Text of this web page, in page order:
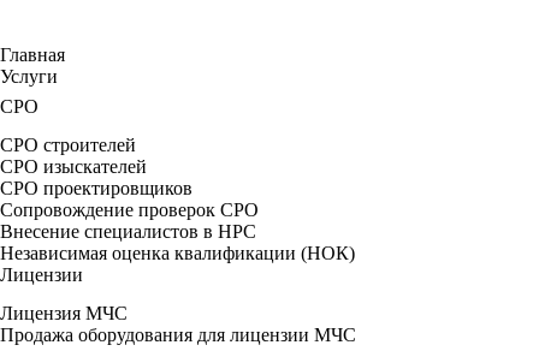
Главная
Услуги
СРО
СРО строителей
СРО изыскателей
СРО проектировщиков
Сопровождение проверок СРО
Внесение специалистов в НРС
Независимая оценка квалификации (НОК)
Лицензии
Лицензия МЧС
Продажа оборудования для лицензии МЧС